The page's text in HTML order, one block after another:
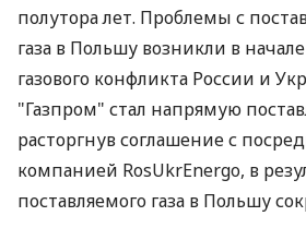
полутора лет. Проблемы с
газа в Польшу возникли в
газового конфликта России и
"Газпром" стал напрямую
расторгнув соглашение с
компанией RosUkrEnergo, в
поставляемого газа в Польшу